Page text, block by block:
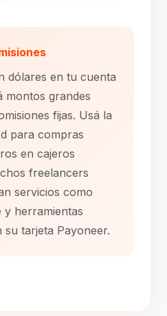
dólares en tu cuenta
montos grandes
fijas. Usá la
para compras
en cajeros
freelancers
servicios como
y herramientas
su tarjeta Payoneer.